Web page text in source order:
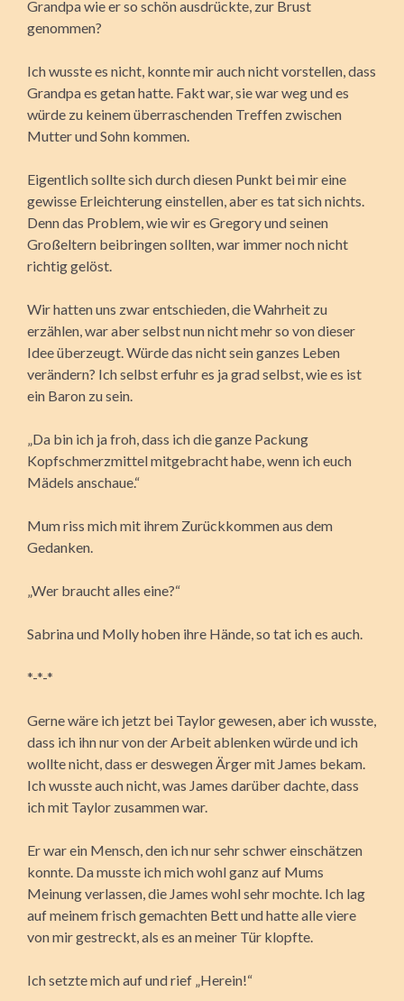
Grandpa wie er so schön ausdrückte, zur Brust
genommen?
Ich wusste es nicht, konnte mir auch nicht vorstellen, dass
Grandpa es getan hatte. Fakt war, sie war weg und es
würde zu keinem überraschenden Treffen zwischen
Mutter und Sohn kommen.
Eigentlich sollte sich durch diesen Punkt bei mir eine
gewisse Erleichterung einstellen, aber es tat sich nichts.
Denn das Problem, wie wir es Gregory und seinen
Großeltern beibringen sollten, war immer noch nicht
richtig gelöst.
Wir hatten uns zwar entschieden, die Wahrheit zu
erzählen, war aber selbst nun nicht mehr so von dieser
Idee überzeugt. Würde das nicht sein ganzes Leben
verändern? Ich selbst erfuhr es ja grad selbst, wie es ist
ein Baron zu sein.
„Da bin ich ja froh, dass ich die ganze Packung
Kopfschmerzmittel mitgebracht habe, wenn ich euch
Mädels anschaue.“
Mum riss mich mit ihrem Zurückkommen aus dem
Gedanken.
„Wer braucht alles eine?“
Sabrina und Molly hoben ihre Hände, so tat ich es auch.
*-*-*
Gerne wäre ich jetzt bei Taylor gewesen, aber ich wusste,
dass ich ihn nur von der Arbeit ablenken würde und ich
wollte nicht, dass er deswegen Ärger mit James bekam.
Ich wusste auch nicht, was James darüber dachte, dass
ich mit Taylor zusammen war.
Er war ein Mensch, den ich nur sehr schwer einschätzen
konnte. Da musste ich mich wohl ganz auf Mums
Meinung verlassen, die James wohl sehr mochte. Ich lag
auf meinem frisch gemachten Bett und hatte alle viere
von mir gestreckt, als es an meiner Tür klopfte.
Ich setzte mich auf und rief „Herein!“